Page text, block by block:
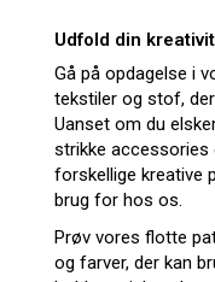
Udfold din
Gå på opdagelse i
tekstiler og stof,
Uanset om du
strikke accessories
forskellige kreative
brug for hos os.
Prøv vores flotte
og farver, der kan